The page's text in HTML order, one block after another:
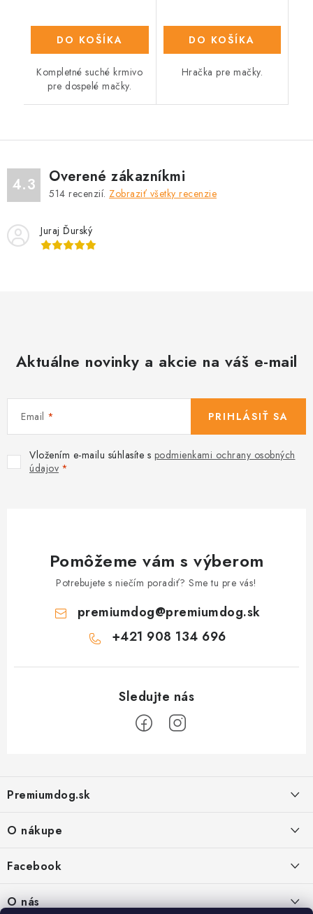
DO KOŠÍKA
Kompletné suché krmivo
pre dospelé mačky.
DO KOŠÍKA
Hračka pre mačky.
4.3 Overené zákazníkmi
514 recenzií. Zobraziť všetky recenzie
Juraj Ďurský
Aktuálne novinky a akcie na váš e-mail
Email
Vložením e-mailu súhlasíte s podmienkami ochrany osobných
údajov
PRIHLÁSIŤ SA
Pomôžeme vám s výberom
Potrebujete s niečím poradiť? Sme tu pre vás!
premiumdog@premiumdog.sk
+421 908 134 696
p
ä
Premiumdog.sk
PREDAJŇA:
O nákupe
Doprava a platba
Ochrana osobných údajov
Facebook
O nás